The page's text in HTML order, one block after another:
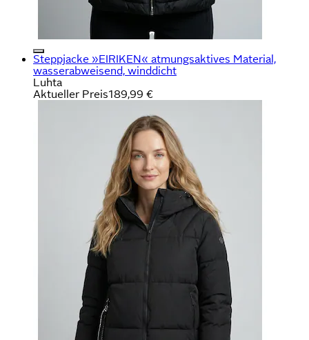
Steppjacke »EIRIKEN« atmungsaktives Material,
wasserabweisend, winddicht
Luhta
Aktueller Preis189,99 €